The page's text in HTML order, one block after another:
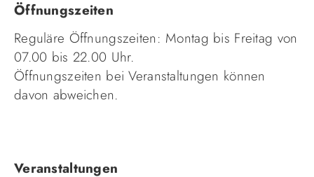
Öffnungszeiten
Reguläre Öffnungszeiten: Montag bis Freitag von
07.00 bis 22.00 Uhr.
Öffnungszeiten bei Veranstaltungen können
davon abweichen.
Navigation
Veranstaltungen